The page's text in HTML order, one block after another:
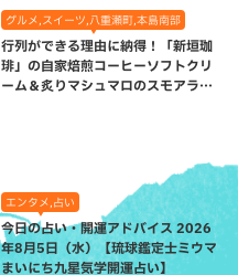
グルメ,スイーツ,八重瀬町,本島南部
行列ができる理由に納得！「新垣珈
琲」の自家焙煎コーヒーソフトクリ
ーム＆炙りマシュマロのスモアラテ
エンタメ,占い
今日の占い・開運アドバイス 2026
年8月5日（水）【琉球鑑定士ミウマ
まいにち九星気学開運占い】